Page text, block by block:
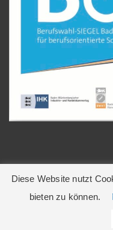
Diese Website nutzt
bieten zu können.